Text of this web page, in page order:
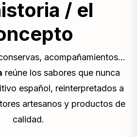
/ el
acompañamientos…
reúne los sabores que nunca
español, reinterpretados a
artesanos y productos de
calidad.